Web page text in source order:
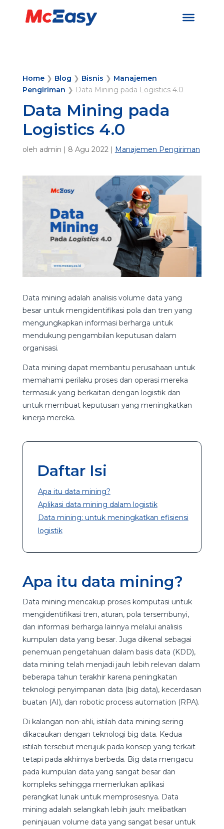
Home❯ Blog ❯ Bisnis ❯ Manajemen
Pengiriman ❯ Data Mining pada Logistics 4.0
Data Mining pada
Logistics 4.0
oleh admin | 8 Agu 2022| Manajemen Pengiriman
Data mining adalah analisis volume data yang
besar untuk mengidentifikasi pola dan tren yang
mengungkapkan informasi berharga untuk
mendukung pengambilan keputusan dalam
organisasi.
Data mining dapat membantu perusahaan untuk
memahami perilaku proses dan operasi mereka
termasuk yang berkaitan dengan logistik dan
untuk membuat keputusan yang meningkatkan
kinerja mereka.
Daftar Isi
Apa itu data mining?
Aplikasi data mining dalam logistik
Data mining: untuk meningkatkan efisiensi
logistik
Apa itu data mining?
Data mining mencakup proses komputasi untuk
mengidentifikasi tren, aturan, pola tersembunyi,
dan informasi berharga lainnya melalui analisis
kumpulan data yang besar. Juga dikenal sebagai
penemuan pengetahuan dalam basis data (KDD),
data mining telah menjadi jauh lebih relevan dalam
beberapa tahun terakhir karena peningkatan
teknologi penyimpanan data (big data), kecerdasan
buatan (AI), dan robotic process automation (RPA).
Di kalangan non-ahli, istilah data mining sering
dikacaukan dengan teknologi big data. Kedua
istilah tersebut merujuk pada konsep yang terkait
tetapi pada akhirnya berbeda. Big data mengacu
pada kumpulan data yang sangat besar dan
kompleks sehingga memerlukan aplikasi
perangkat lunak untuk memprosesnya. Data
mining adalah selangkah lebih jauh: melibatkan
peninjauan volume data yang sangat besar untuk